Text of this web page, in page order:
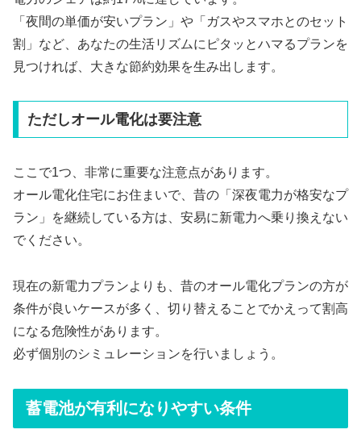
「夜間の単価が安いプラン」や「ガスやスマホとのセット
割」など、あなたの生活リズムにピタッとハマるプランを
見つければ、大きな節約効果を生み出します。
ただしオール電化は要注意
ここで1つ、非常に重要な注意点があります。
オール電化住宅にお住まいで、昔の「深夜電力が格安なプ
ラン」を継続している方は、安易に新電力へ乗り換えない
でください。
現在の新電力プランよりも、昔のオール電化プランの方が
条件が良いケースが多く、切り替えることでかえって割高
になる危険性があります。
必ず個別のシミュレーションを行いましょう。
蓄電池が有利になりやすい条件